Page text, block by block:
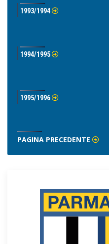
1993/1994
1994/1995
1995/1996
PAGINA PRECEDENTE